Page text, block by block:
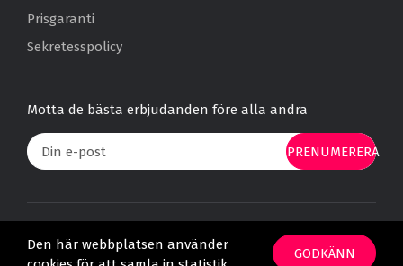
Prisgaranti
Sekretesspolicy
Motta de bästa erbjudanden före alla andra
PRENUMERERA
annat anges. Gäller så länge det inte är utsålt.
Den här webbplatsen använder
GODKÄNN